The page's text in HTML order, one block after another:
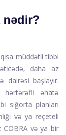
nədir?
müddətli tibbi
daha az
dairəsi başlayır.
hərtərəfli əhatə
sığorta planları
və ya reçeteli
COBRA və ya bir